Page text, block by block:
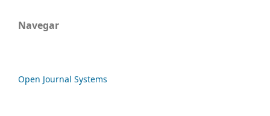
Navegar
Open Journal Systems